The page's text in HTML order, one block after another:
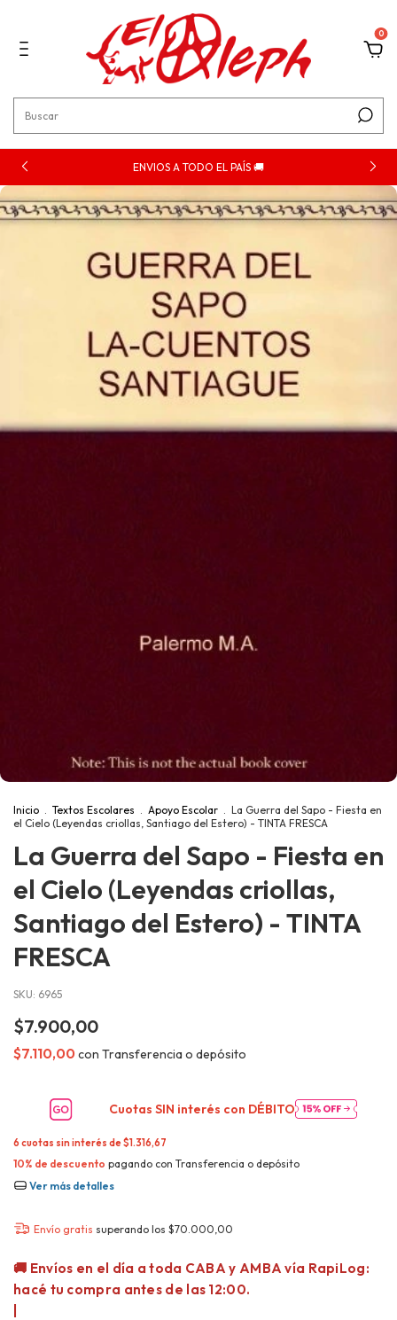
0
ENVIOS A TODO EL PAÍS 🚚
Inicio Textos Escolares Apoyo Escolar
La Guerra del Sapo - Fiesta en
el Cielo (Leyendas criollas, Santiago del Estero) - TINTA FRESCA
La Guerra del Sapo - Fiesta en
el Cielo (Leyendas criollas,
Santiago del Estero) - TINTA
FRESCA
SKU: 6965
$7.900,00
$7.110,00 con Transferencia o depósito
Cuotas SIN interés con DÉBITO
6 cuotas sin interés de$1.316,67
10% de descuento pagando con Transferencia o depósito
Ver más detalles
Envío gratis superando los $70.000,00